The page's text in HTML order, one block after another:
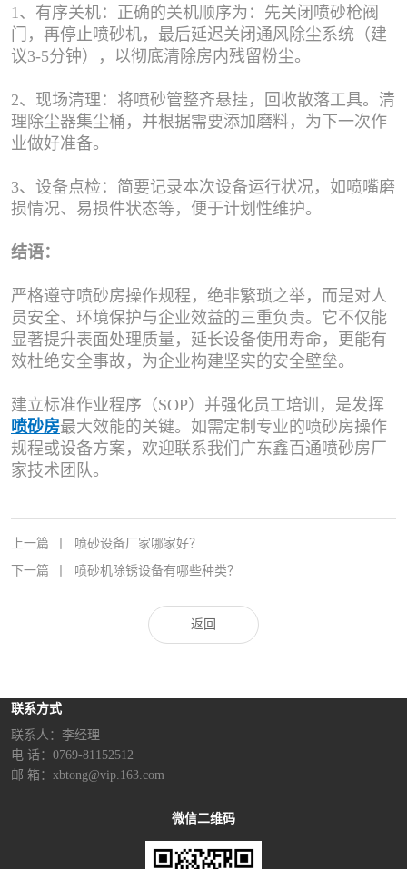
1、有序关机：正确的关机顺序为：先关闭喷砂枪阀
门，再停止喷砂机，最后延迟关闭通风除尘系统（建
议3-5分钟），以彻底清除房内残留粉尘。
2、现场清理：将喷砂管整齐悬挂，回收散落工具。清
理除尘器集尘桶，并根据需要添加磨料，为下一次作
业做好准备。
3、设备点检：简要记录本次设备运行状况，如喷嘴磨
损情况、易损件状态等，便于计划性维护。
结语：
严格遵守喷砂房操作规程，绝非繁琐之举，而是对人
员安全、环境保护与企业效益的三重负责。它不仅能
显著提升表面处理质量，延长设备使用寿命，更能有
效杜绝安全事故，为企业构建坚实的安全壁垒。
建立标准作业程序（SOP）并强化员工培训，是发挥
喷砂房最大效能的关键。如需定制专业的喷砂房操作
规程或设备方案，欢迎联系我们广东鑫百通喷砂房厂
家技术团队。
上一篇
喷砂设备厂家哪家好？
下一篇
喷砂机除锈设备有哪些种类？
返回
联系方式
联系人：李经理‬
电 话：0769-81152512
邮 箱：xbtong@vip.163.com
微信二维码